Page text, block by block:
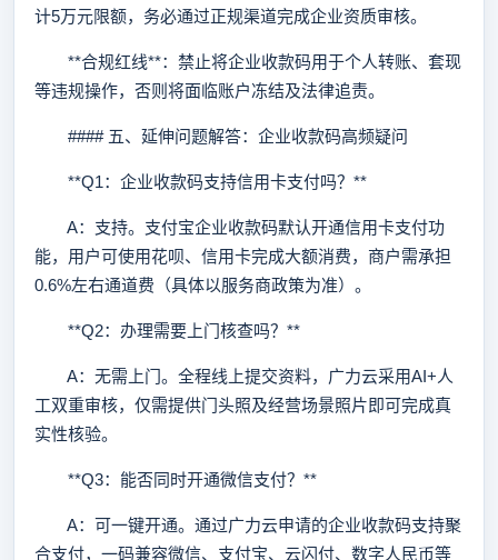
计5万元限额，务必通过正规渠道完成企业资质审核。
**合规红线**：禁止将企业收款码用于个人转账、套现
等违规操作，否则将面临账户冻结及法律追责。
#### 五、延伸问题解答：企业收款码高频疑问
**Q1：企业收款码支持信用卡支付吗？**
A：支持。支付宝企业收款码默认开通信用卡支付功
能，用户可使用花呗、信用卡完成大额消费，商户需承担
0.6%左右通道费（具体以服务商政策为准）。
**Q2：办理需要上门核查吗？**
A：无需上门。全程线上提交资料，广力云采用AI+人
工双重审核，仅需提供门头照及经营场景照片即可完成真
实性核验。
**Q3：能否同时开通微信支付？**
A：可一键开通。通过广力云申请的企业收款码支持聚
合支付，一码兼容微信、支付宝、云闪付、数字人民币等